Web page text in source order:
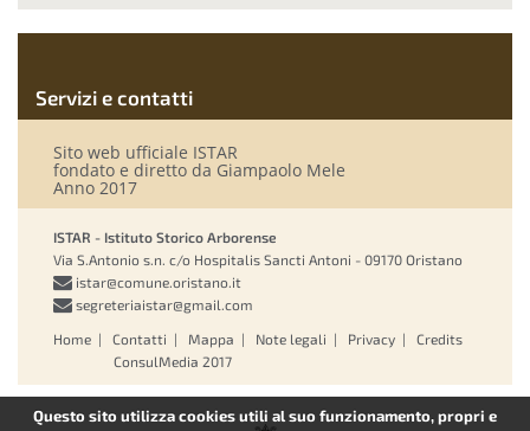
Questo sito utilizza cookies utili al suo funzionamento, propri e
Servizi e contatti
Sito web ufficiale ISTAR
fondato e diretto da Giampaolo Mele
Anno 2017
ISTAR - Istituto Storico Arborense
Via S.Antonio s.n. c/o Hospitalis Sancti Antoni - 09170 Oristano
istar@comune.oristano.it
segreteriaistar@gmail.com
Home | Contatti | Mappa | Note legali | Privacy | Credits
ConsulMedia 2017